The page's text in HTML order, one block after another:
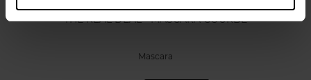
THE REAL DEAL - MASCARA COURBE
Mascara